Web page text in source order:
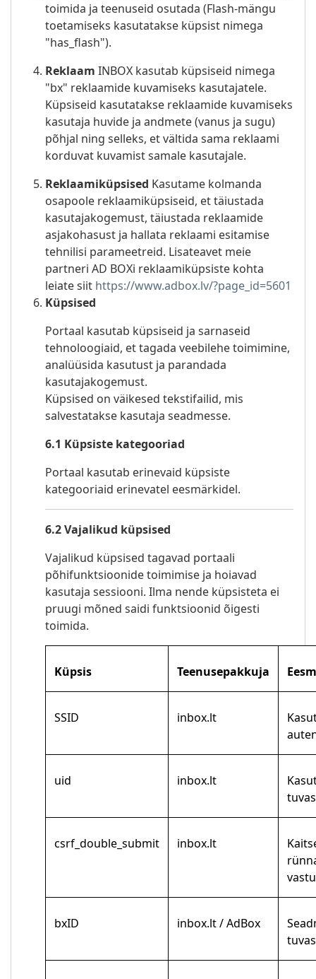
toimida ja teenuseid osutada (Flash-mängu
toetamiseks kasutatakse küpsist nimega
"has_flash").
Reklaam INBOX kasutab küpsiseid nimega
"bx" reklaamide kuvamiseks kasutajatele.
Küpsiseid kasutatakse reklaamide kuvamiseks
kasutaja huvide ja andmete (vanus ja sugu)
põhjal ning selleks, et vältida sama reklaami
korduvat kuvamist samale kasutajale.
Reklaamiküpsised Kasutame kolmanda
osapoole reklaamiküpsiseid, et täiustada
kasutajakogemust, täiustada reklaamide
asjakohasust ja hallata reklaami esitamise
tehnilisi parameetreid. Lisateavet meie
partneri AD BOXi reklaamiküpsiste kohta
leiate siit https://www.adbox.lv/?page_id=5601
Küpsised
Portaal kasutab küpsiseid ja sarnaseid
tehnoloogiaid, et tagada veebilehe toimimine,
analüüsida kasutust ja parandada
kasutajakogemust.
Küpsised on väikesed tekstifailid, mis
salvestatakse kasutaja seadmesse.
6.1 Küpsiste kategooriad
Portaal kasutab erinevaid küpsiste
kategooriaid erinevatel eesmärkidel.
6.2 Vajalikud küpsised
Vajalikud küpsised tagavad portaali
põhifunktsioonide toimimise ja hoiavad
kasutaja sessiooni. Ilma nende küpsisteta ei
pruugi mõned saidi funktsioonid õigesti
toimida.
Küpsis Teenusepakkuja
SSID inbox.lt
uid inbox.lt
csrf_double_submit inbox.lt
vastu
bxID inbox.lt / AdBox